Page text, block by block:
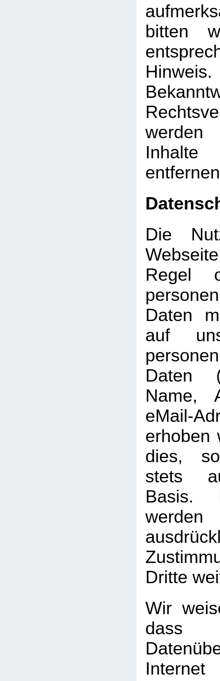
bitten
werden
Die
Regel
Daten
auf
Daten
Name,
eMail-
erhoben
dies,
stets
Basis.
Dritte
Wir